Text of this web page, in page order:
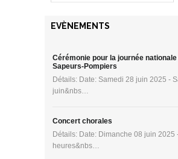
EVÈNEMENTS
Cérémonie pour la journée nationale
Sapeurs-Pompiers
Détails: Date: Samedi 28 juin 2025 -
juin&nbs…
Concert chorales
Détails: Date: Dimanche 08 juin 2025
heures&nbs…